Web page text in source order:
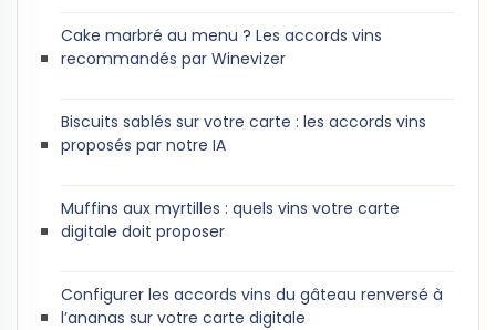
Cake marbré au menu ? Les accords vins
recommandés par Winevizer
Biscuits sablés sur votre carte : les accords vins
proposés par notre IA
Muffins aux myrtilles : quels vins votre carte
digitale doit proposer
Configurer les accords vins du gâteau renversé à
l’ananas sur votre carte digitale